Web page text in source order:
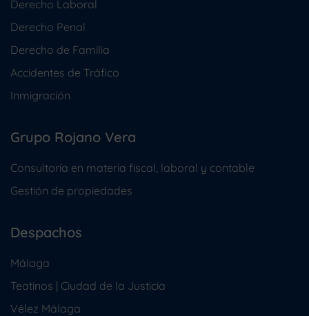
Derecho Laboral
Derecho Penal
Derecho de Familia
Accidentes de Tráfico
Inmigración
Grupo Rojano Vera
Consultoría en materia fiscal, laboral y contable
Gestión de propiedades
Despachos
Málaga
Teatinos | Ciudad de la Justicia
Vélez Málaga